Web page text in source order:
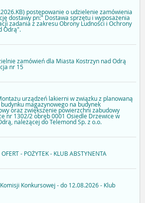
postępowanie o udzielenie zamówienia
dostawy pn:" Dostawa sprzętu i wyposażenia
zadania z zakresu Obrony Ludności i Ochrony
Odrą".
zamówień dla Miasta Kostrzyn nad Odrą
nr 15
urządzeń lakierni w związku z planowaną
magazynowego na budynek
oraz zwiększenie powierzchni zabudowy
nr 1302/2 obręb 0001 Osiedle Drzewice w
należącej do Telemond Sp. z o.o.
- POŻYTEK - KLUB ABSTYNENTA
Konkursowej - do 12.08.2026 - Klub